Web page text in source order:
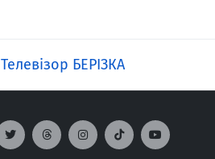
Телевізор БЕРІЗКА